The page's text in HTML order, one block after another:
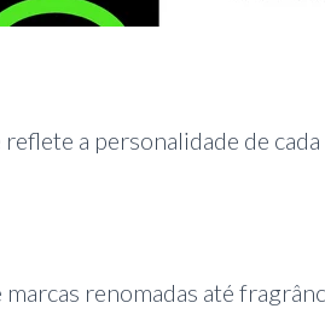
a personalidade de cada
renomadas até